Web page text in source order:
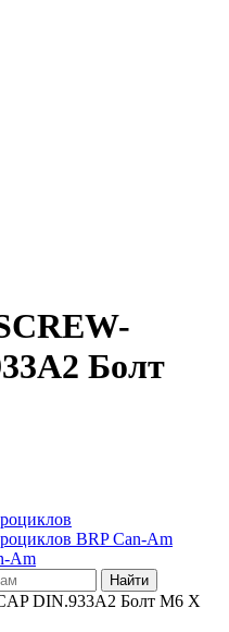
Болт
BRP Can-Am
Am
Найти